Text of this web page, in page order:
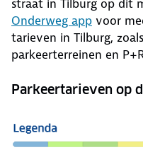
straat in Tilburg op dit
Onderweg app voor
tarieven in Tilburg,
parkeerterreinen en
Parkeertarieven op